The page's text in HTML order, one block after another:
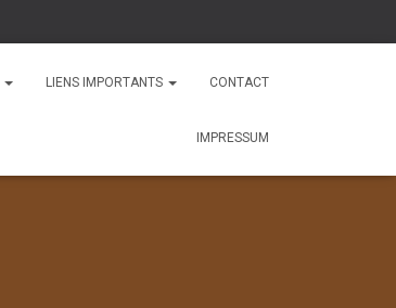
LIENS IMPORTANTS CONTACT
IMPRESSUM